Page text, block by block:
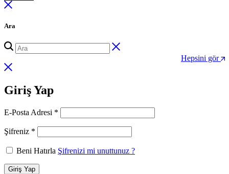
Ara
Hepsini gör
Giriş Yap
E-Posta Adresi *
Şifreniz *
Beni Hatırla Şifrenizi mi unuttunuz ?
Giriş Yap